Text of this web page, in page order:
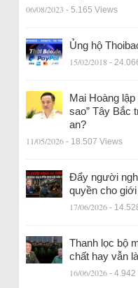
06/08/2023 - 5.165 Views
Ủng hộ
15/02/2018 -
Mai Hoàng
sao” Tây Bắc
an?
11/05/2026 - 18.507 Views
Đẩy người
quyền cho
17/06/2026 -
Thanh lọc bộ
chất hay vẫn
16/06/2026 - 4.942